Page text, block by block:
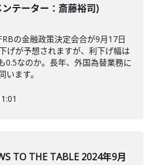
ンテーター：斎藤裕司)
の金融政策決定会合が9月17日
げが予想されますが、利下げ幅は
0.5なのか。長年、外国為替業務に
ます。
TO THE TABLE 2024年9月